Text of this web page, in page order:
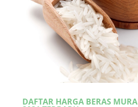
DAFTAR HARGA BERAS